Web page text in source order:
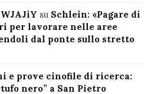
su Schlein: «Pagare di
per lavorare nelle aree
dal ponte sullo stretto
e prove cinofile di ricerca:
nero” a San Pietro